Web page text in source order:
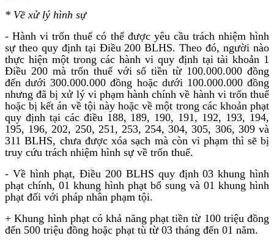
* Về xử lý hình sự
- Hành vi trốn thuế có thể được yêu cầu trách nhiệm hình
sự theo quy định tại Điều 200 BLHS. Theo đó, người nào
thực hiện một trong các hành vi quy định tại tài khoản 1
Điều 200 mà trốn thuế với số tiền từ 100.000.000 đồng
đến dưới 300.000.000 đồng hoặc dưới 100.000.000 đồng
nhưng đã bị xử lý vi phạm hành chính về hành vi trốn thuế
hoặc bị kết án về tội này hoặc về một trong các khoản phạt
quy định tại các điều 188, 189, 190, 191, 192, 193, 194,
195, 196, 202, 250, 251, 253, 254, 304, 305, 306, 309 và
311 BLHS, chưa được xóa sạch mà còn vi phạm thì sẽ bị
truy cứu trách nhiệm hình sự về trốn thuế.
- Về hình phạt, Điều 200 BLHS quy định 03 khung hình
phạt chính, 01 khung hình phạt bổ sung và 01 khung hình
phạt đối với pháp nhân phạm tội.
+ Khung hình phạt có khả năng phạt tiền từ 100 triệu đồng
đến 500 triệu đồng hoặc phạt tù từ 03 tháng đến 01 năm.